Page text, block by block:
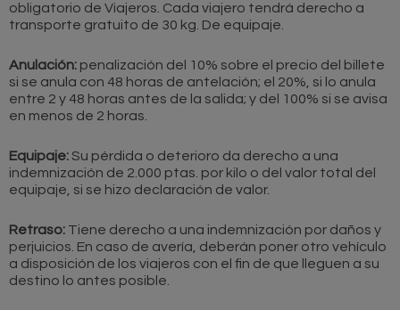
obligatorio de Viajeros. Cada viajero tendrá derecho a
transporte gratuito de 30 kg. De equipaje.
Anulación: penalización del 10% sobre el precio del billete
si se anula con 48 horas de antelación; el 20%, si lo anula
entre 2 y 48 horas antes de la salida; y del 100% si se avisa
en menos de 2 horas.
Equipaje:Su pérdida o deterioro da derecho a una
indemnización de 2.000 ptas. por kilo o del valor total del
equipaje, si se hizo declaración de valor.
Retraso: Tiene derecho a una indemnización por daños y
perjuicios. En caso de avería, deberán poner otro vehículo
a disposición de los viajeros con el fin de que lleguen a su
destino lo antes posible.